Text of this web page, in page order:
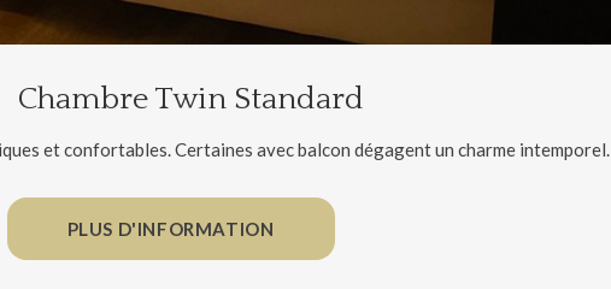
Chambre Twin Standard
et confortables. Certaines avec balcon dégagent un charme intemporel.
PLUS D'INFORMATION